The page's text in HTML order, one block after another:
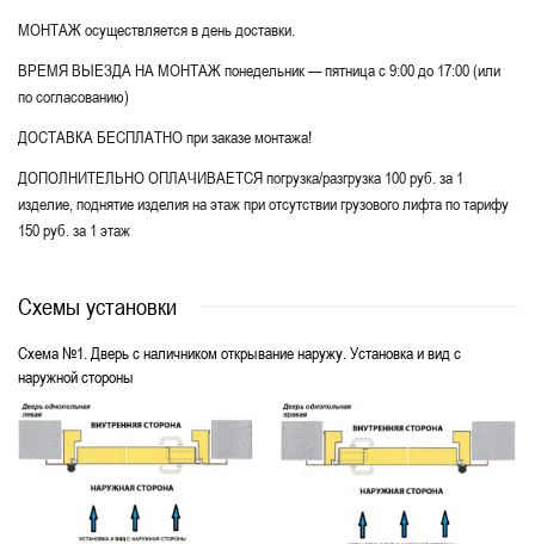
МОНТАЖ осуществляется в день доставки.
ВРЕМЯ ВЫЕЗДА НА МОНТАЖ понедельник — пятница с 9:00 до 17:00 (или
по согласованию)
ДОСТАВКА БЕСПЛАТНО при заказе монтажа!
ДОПОЛНИТЕЛЬНО ОПЛАЧИВАЕТСЯ погрузка/разгрузка 100 руб. за 1
изделие, поднятие изделия на этаж при отсутствии грузового лифта по тарифу
150 руб. за 1 этаж
Схемы установки
Схема №1. Дверь с наличником открывание наружу. Установка и вид с
наружной стороны